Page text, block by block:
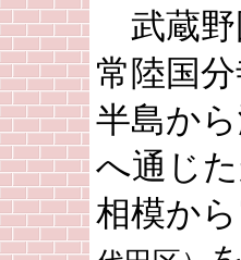
武蔵野
常陸国
半島か
へ通じ
相模か